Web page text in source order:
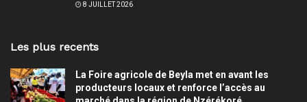
8 JUILLET 2026
Les plus recents
La Foire agricole de Beyla met en avant les
producteurs locaux et renforce l’accès au